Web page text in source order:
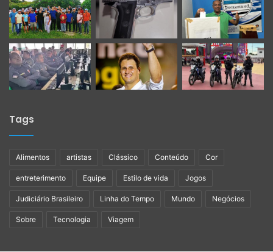
Tags
Alimentos artistas Clássico Conteúdo Cor
entreterimento Equipe Estilo de vida Jogos
Judiciário Brasileiro Linha do Tempo Mundo Negócios
Sobre Tecnologia Viagem